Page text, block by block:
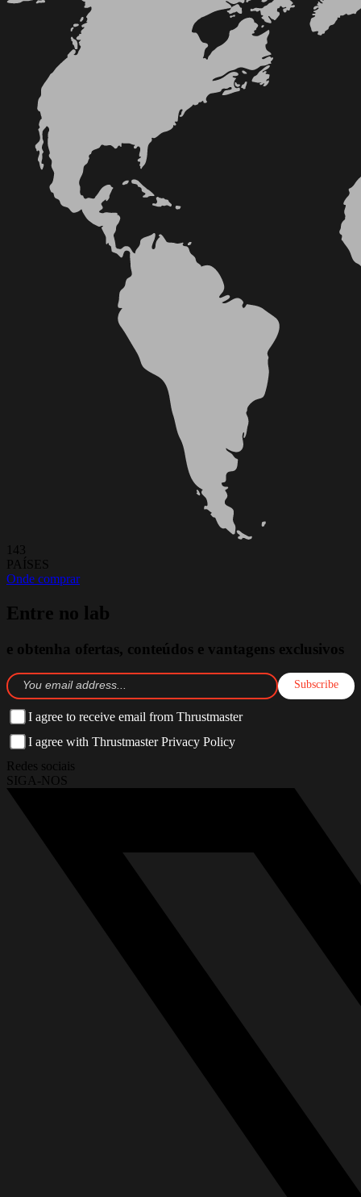
143
PAÍSES
Onde comprar
Entre no lab
e obtenha ofertas, conteúdos e vantagens exclusivos
Subscribe
I agree to receive email from Thrustmaster
I agree with Thrustmaster Privacy Policy
Redes sociais
SIGA-NOS